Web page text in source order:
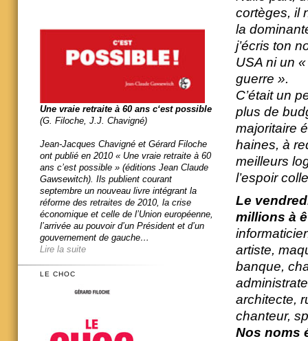
cortèges, il
la
j’écris ton
USA ni un
guerre ».
C’était un
plus de
majoritaire
haines, à
meilleurs
l’espoir
Le
millions à
artiste,
banque,
architecte,
chanteur,
Nos noms
Une vraie retraite à 60 ans c‘est possible
(G. Filoche, J.J. Chavigné)
Jean-Jacques Chavigné et Gérard Filoche
ont publié en 2010 « Une vraie retraite à 60
ans c’est possible » (éditions Jean Claude
Gawsewitch). Ils publient courant
septembre un nouveau livre intégrant la
réforme des retraites de 2010, la crise
économique et celle de l’Union européenne,
l’arrivée au pouvoir d’un Président et d’un
gouvernement de gauche…
Lire la suite
LE CHOC